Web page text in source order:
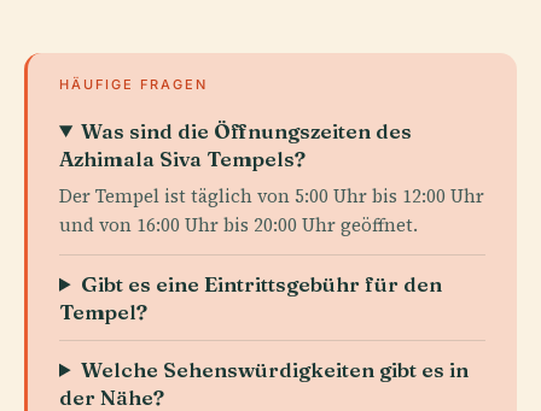
HÄUFIGE FRAGEN
Was sind die Öffnungszeiten des
Azhimala Siva Tempels?
Der Tempel ist täglich von 5:00 Uhr bis 12:00 Uhr
und von 16:00 Uhr bis 20:00 Uhr geöffnet.
Gibt es eine Eintrittsgebühr für den
Tempel?
Welche Sehenswürdigkeiten gibt es in
der Nähe?